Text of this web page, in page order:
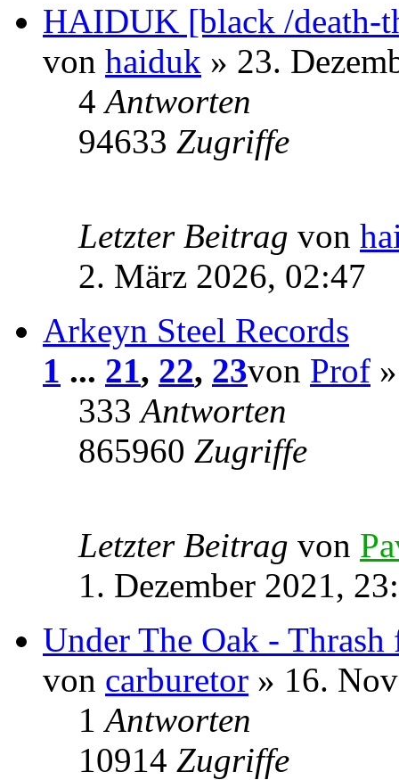
HAIDUK [black /death-
von haiduk » 23.
4Antworten
94633 Zugriffe
Letzter Beitrag von
2. März 2026, 02:47
Arkeyn Steel Records
1 ... 21, 22, 23von Prof
333Antworten
865960 Zugriffe
Letzter Beitrag von
1. Dezember 2021,
Under The Oak -
von carburetor » 16.
1Antworten
10914 Zugriffe